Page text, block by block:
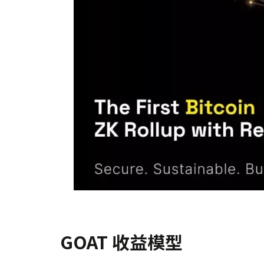
GOAT 收益模型